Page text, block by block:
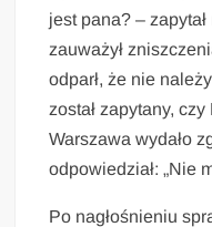
jest pana? –
zauważył
odparł, że nie
został zapytany,
Warszawa wydało
odpowiedział: „Nie
Po nagłośnieniu